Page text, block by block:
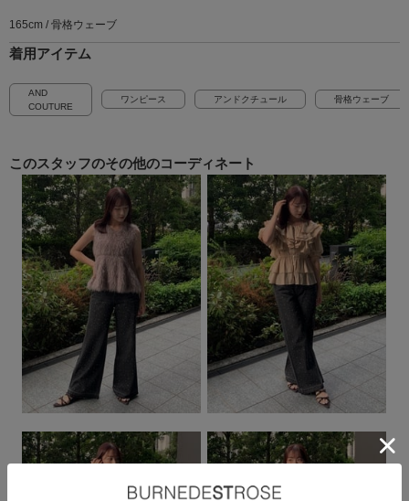
165cm / 骨格ウェーブ
着用アイテム
AND
COUTURE
ワンピース アンドクチュール 骨格ウェーブ
このスタッフのその他のコーディネート